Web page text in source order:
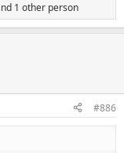
1 other person
#886